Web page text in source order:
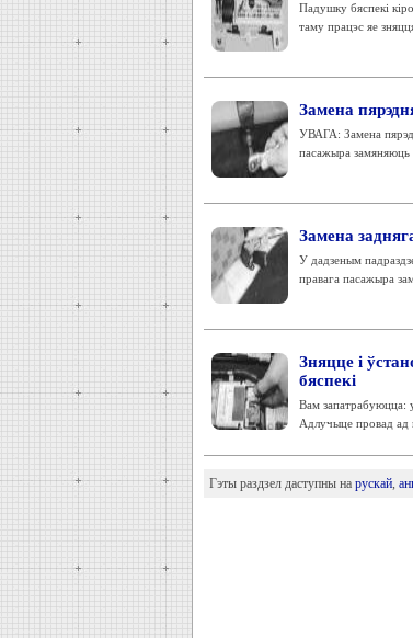
Падушку бяспекі
таму працэс яе
Замена
УВАГА: Замена
пасажыра замяняюць
Замена
У дадзеным
правага пасажыра
Зняцце і
бяспекі
Вам запатрабуюцца:
Адлучыце провад ад
Гэты раздзел даступны на рускай,